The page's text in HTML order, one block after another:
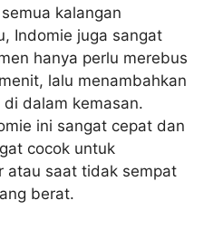
kalangan
Indomie juga sangat
hanya perlu merebus
lalu menambahkan
dalam kemasan.
ini sangat cepat dan
cocok untuk
atau saat tidak sempat
berat.